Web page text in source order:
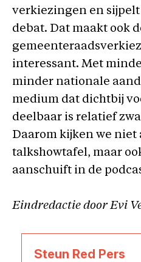
verkiezingen en
debat. Dat maakt ook
interessant. Met
minder nationale
medium dat dichtbij
deelbaar is relatief
Daarom kijken we niet
talkshowtafel, maar
aanschuift in de
Eindredactie door Evi
Steun Red Pers